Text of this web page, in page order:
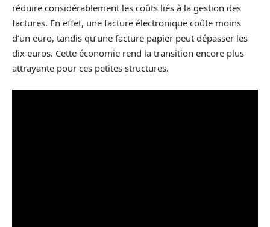
réduire considérablement les coûts liés à la gestion des
factures. En effet, une facture électronique coûte moins
d’un euro, tandis qu’une facture papier peut dépasser les
dix euros. Cette économie rend la transition encore plus
attrayante pour ces petites structures.